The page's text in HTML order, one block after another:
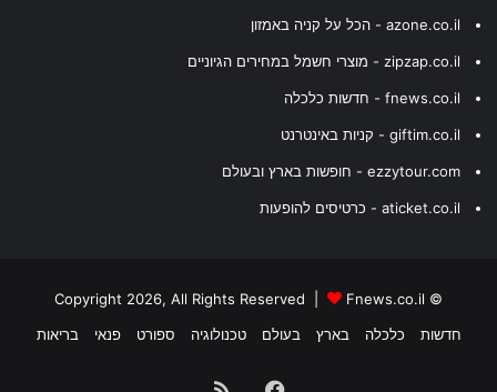
azone.co.il - הכל על קניה באמזון
zipzap.co.il - מוצרי חשמל במחירים הגיוניים
fnews.co.il - חדשות כלכלה
giftim.co.il - קניות באינטרנט
ezzytour.com - חופשות בארץ ובעולם
aticket.co.il - כרטיסים להופעות
© Copyright 2026, All Rights Reserved |
Fnews.co.il
חדשות
כלכלה בארץ בעולם טכנולוגיה ספורט פנאי בריאות